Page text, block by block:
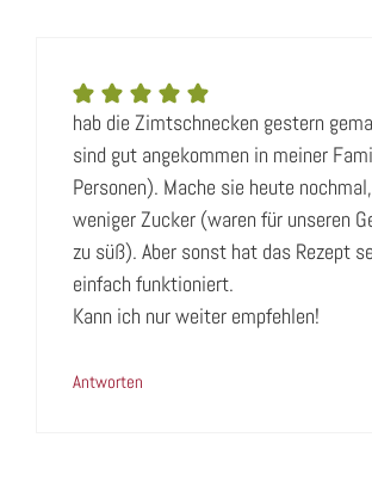
hab die Zimtschnecken gestern
sind gut angekommen in meiner
Personen). Mache sie heute
weniger Zucker (waren für unseren
zu süß). Aber sonst hat das Rezept
einfach funktioniert.
Kann ich nur weiter empfehlen!
Antworten